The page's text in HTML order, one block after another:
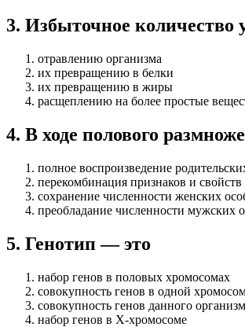
3. Избыточное количество
отравлению организма
их превращению в белки
их превращению в жиры
расщеплению на более простые
4. В ходе полового
полное воспроизведение
перекомбинация признаков и
сохранение численности женских
преобладание численности мужских
5. Генотип — это
набор генов в половых хромосомах
совокупность генов в одной
совокупность генов данного
набор генов в Х-хромосоме